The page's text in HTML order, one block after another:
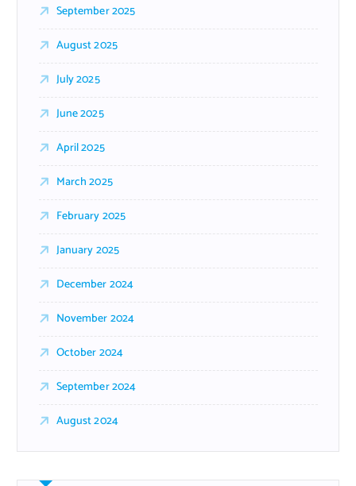
September 2025
August 2025
July 2025
June 2025
April 2025
March 2025
February 2025
January 2025
December 2024
November 2024
October 2024
September 2024
August 2024